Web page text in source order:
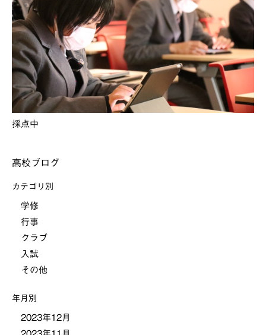
採点中
高校ブログ
カテゴリ別
学修
行事
クラブ
入試
その他
年月別
2023年12月